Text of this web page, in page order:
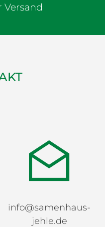
Versand
info@samenhaus-
jehle.de